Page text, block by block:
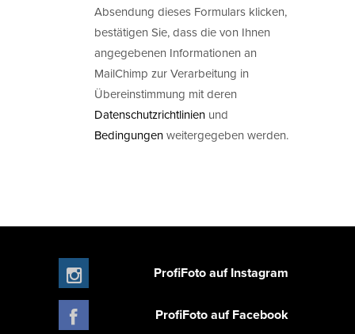
Absendung dieses Formulars klicken,
bestätigen Sie, dass die von Ihnen
angegebenen Informationen an
MailChimp zur Verarbeitung in
Übereinstimmung mit deren
Datenschutzrichtlinien und
Bedingungenweitergegeben werden.
ProfiFoto auf Instagram
ProfiFoto auf Facebook